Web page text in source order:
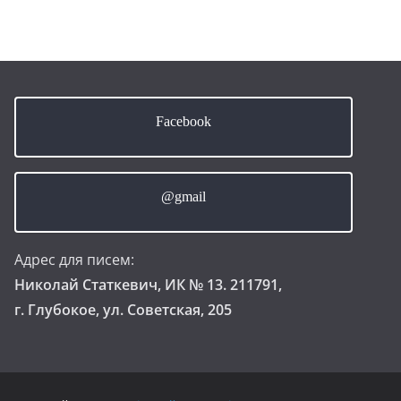
Facebook
@gmail
Адрес для писем:
Николай Статкевич, ИК № 13. 211791,
г. Глубокое, ул. Советская, 205